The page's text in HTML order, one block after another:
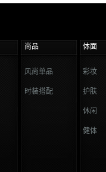
尚品 体面
风尚单品
时装搭配
彩妆
护肤
休闲
健体